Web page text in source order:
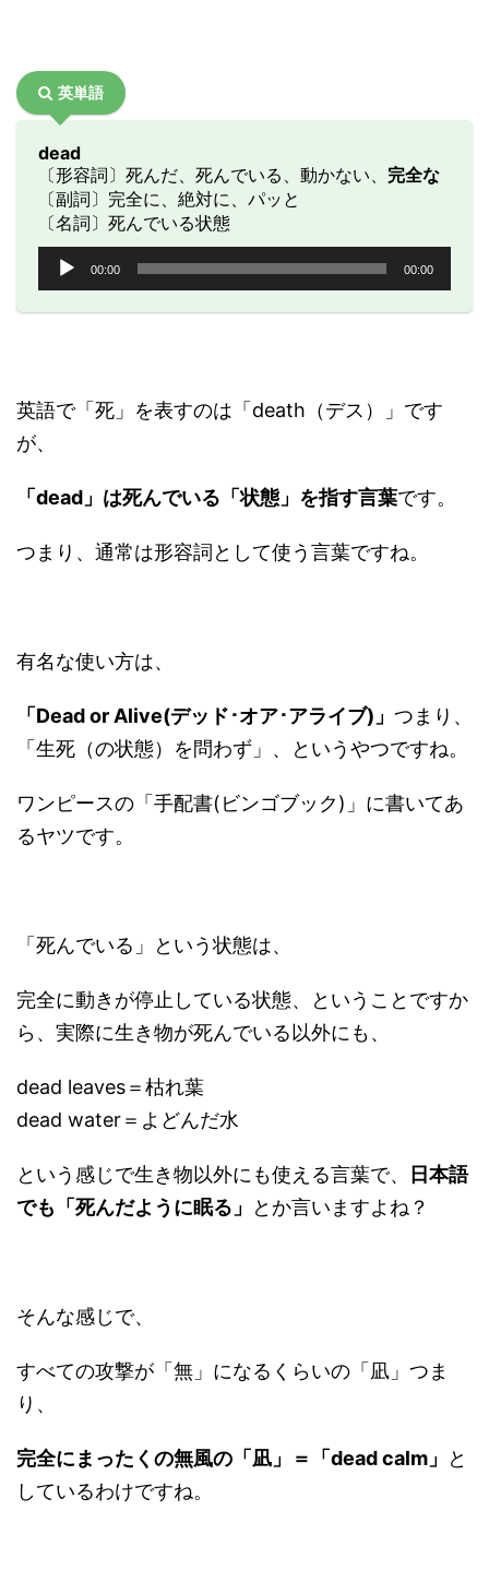
英単語
dead
〔形容詞〕死んだ、死んでいる、動かない、 完全な
〔副詞〕完全に、絶対に、パッと
〔名詞〕死んでいる状態
ー
00:00 00:00
英語で「死」を表すのは「death（デス）」です
が、
「dead」は死んでいる「状態」を指す言葉です。
つまり、通常は形容詞として使う言葉ですね。
有名な使い方は、
「Dead or Alive(デッド･オア･アライブ)」 つまり、
「生死（の状態）を問わず」、というやつですね。
ワンピースの「手配書(ビンゴブック)」に書いてあ
るヤツです。
「死んでいる」という状態は、
完全に動きが停止している状態、ということですか
ら、実際に生き物が死んでいる以外にも、
dead leaves＝枯れ葉
dead water＝よどんだ水
という感じで生き物以外にも使える言葉で、
日本語
でも「死んだように眠る」
とか言いますよね？
そんな感じで、
すべての攻撃が「無」になるくらいの「凪」つま
り、
完全にまったくの無風の「凪」＝「dead calm」
と
しているわけですね。